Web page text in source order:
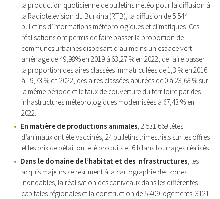
la production quotidienne de bulletins météo pour la diffusion à
la Radiotélévision du Burkina (RTB), la diffusion de 5 544
bulletins d’informations météorologiques et climatiques. Ces
réalisations ont permis de faire passer la proportion de
communes urbaines disposant d’au moins un espace vert
aménagé de 49,98% en 2019 à 63,27 % en 2022, de faire passer
la proportion des aires classées immatriculées de 1,3 % en 2016
à 19,73 % en 2022, des aires classées apurées de 0 à 23,68 % sur
la même période et le taux de couverture du territoire par des
infrastructures météorologiques modernisées à 67,43 % en
2022.
En matière de productions animales, 2 531 669 têtes
d’animaux ont été vaccinés, 24 bulletins trimestriels sur les offres
et les prix de bétail ont été produits et 6 bilans fourrages réalisés.
Dans le domaine de l’habitat et des infrastructures, les
acquis majeurs se résument à la cartographie des zones
inondables, la réalisation des caniveaux dans les différentes
capitales régionales et la construction de 5 409 logements, 3121